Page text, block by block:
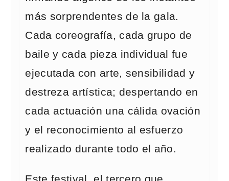
más sorprendentes de la gala.
Cada coreografía, cada grupo de
baile y cada pieza individual fue
ejecutada con arte, sensibilidad y
destreza artística; despertando en
cada actuación una cálida ovación
y el reconocimiento al esfuerzo
realizado durante todo el año.